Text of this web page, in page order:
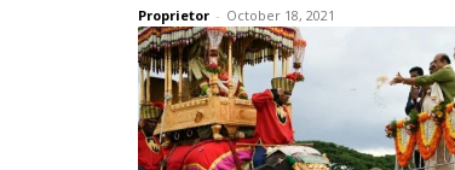
Proprietor - October 18, 2021